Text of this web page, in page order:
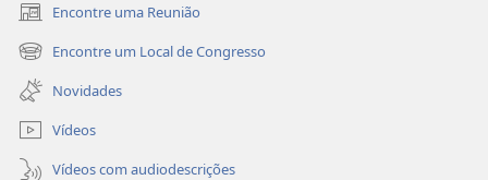
Encontre uma Reunião
(abre
nova
janela)
Encontre um Local de Congresso
(abre
nova
janela)
Novidades
Vídeos
Vídeos com audiodescrições